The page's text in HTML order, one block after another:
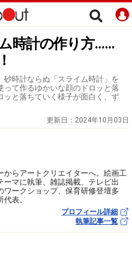
時計の作り方……
時計ならぬ「スライム時計」を
て作るゆかいな顔のドロッと落
ッと落ちていく様子が面白く、ず
更新日： 2024年10月03日
からアートクリエイターへ。絵画工
ーマに執筆、雑誌掲載、テレビ出
ワークショップ、保育研修登壇多
表。
プロフィール詳細
執筆記事一覧